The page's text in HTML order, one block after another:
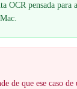
OCR pensada para
de que ese caso